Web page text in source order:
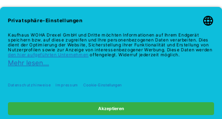
E-Mail
Zahlungsmethoden